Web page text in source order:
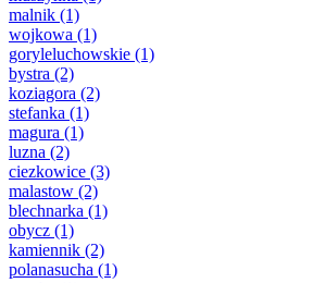
malnik (1)
wojkowa (1)
goryleluchowskie (1)
bystra (2)
koziagora (2)
stefanka (1)
magura (1)
luzna (2)
ciezkowice (3)
malastow (2)
blechnarka (1)
obycz (1)
kamiennik (2)
polanasucha (1)